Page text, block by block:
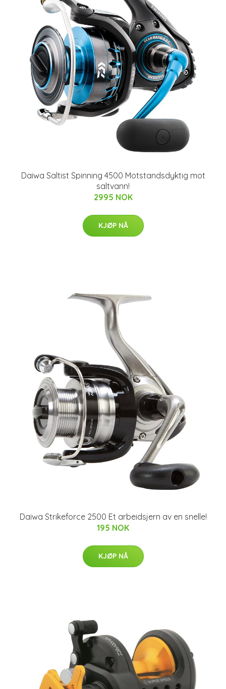
Daiwa Saltist Spinning 4500 Motstandsdyktig mot
saltvann!
2995 NOK
KJØP NÅ
Daiwa Strikeforce 2500 Et arbeidsjern av en snelle!
195 NOK
KJØP NÅ